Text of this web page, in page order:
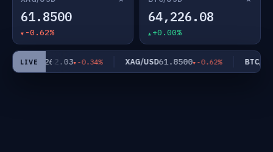
61.8500
-0.62%
64,226.08
+0.00%
LIVE
USD4,262.03 -0.34% XAG/USD61.8500 -0.62% BTC/USD